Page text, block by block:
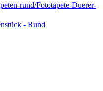
rund/Fototapete-Duerer-